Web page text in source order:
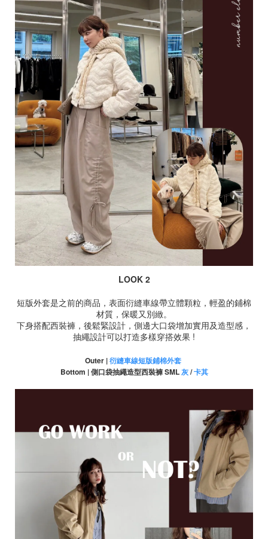
LOOK 2
短版外套是之前的商品，表面衍縫車線帶立體顆粒，輕盈的鋪棉
材質，保暖又別緻。
下身搭配西裝褲，後鬆緊設計，側邊大口袋增加實用及造型感，
抽繩設計可以打造多樣穿搭效果 !
Outer |衍縫車線短版鋪棉外套
Bottom | 側口袋抽繩造型西裝褲 SML灰/卡其